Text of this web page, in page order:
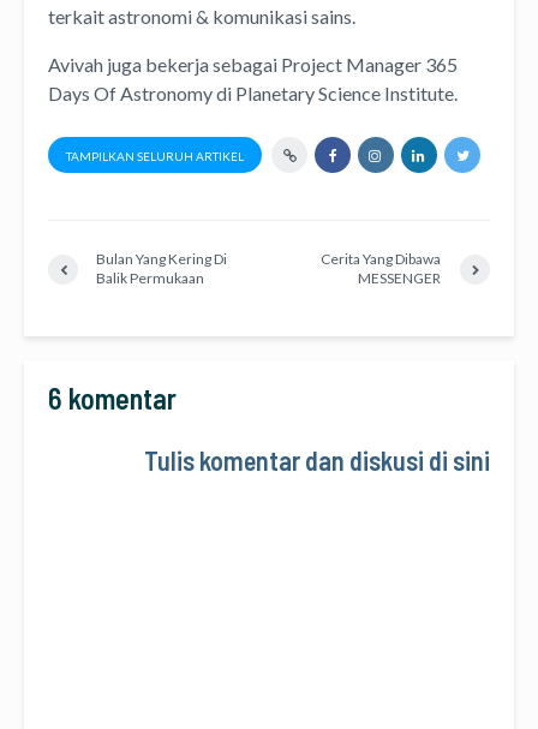
terkait astronomi & komunikasi sains.
Avivah juga bekerja sebagai Project Manager 365
Days Of Astronomydi Planetary Science Institute.
TAMPILKAN SELURUH ARTIKEL
Bulan Yang Kering Di
Balik Permukaan
Cerita Yang Dibawa
MESSENGER
6 komentar
Tulis komentar dan diskusi di sini